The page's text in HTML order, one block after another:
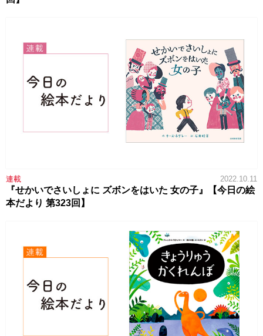
連載 2022.10.11
『せかいでさいしょに ズボンをはいた 女の子』【今日の絵
本だより 第323回】